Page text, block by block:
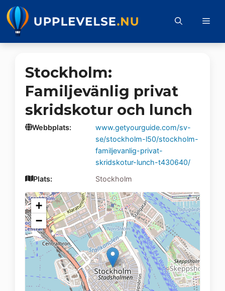
Hoppa
till
innehåll
Stockholm:
Familjevänlig privat
skridskotur och lunch
Webbplats:
www.getyourguide.com/sv-
se/stockholm-l50/stockholm-
familjevanlig-privat-
skridskotur-lunch-t430640/
Plats:
Stockholm
+
−